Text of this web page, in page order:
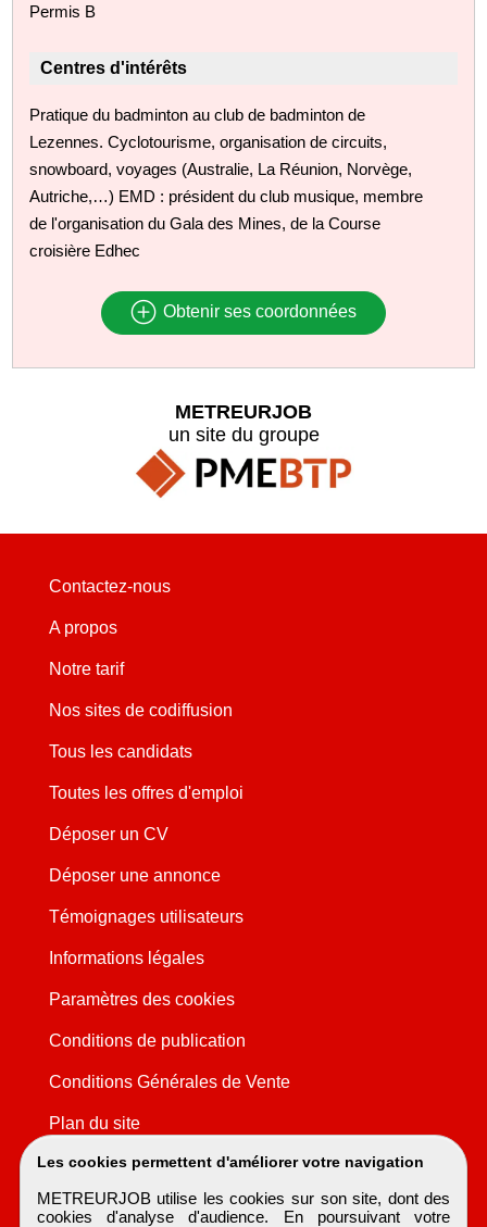
Permis B
Centres d'intérêts
Pratique du badminton au club de badminton de
Lezennes. Cyclotourisme, organisation de circuits,
snowboard, voyages (Australie, La Réunion, Norvège,
Autriche,…) EMD : président du club musique, membre
de l'organisation du Gala des Mines, de la Course
croisière Edhec
Obtenir ses coordonnées
Les cookies permettent d'améliorer votre navigation
METREURJOB utilise les cookies sur son site, dont des
cookies d'analyse d'audience. En poursuivant votre
METREURJOB
un site du groupe
Contactez-nous
A propos
Notre tarif
Nos sites de codiffusion
Tous les candidats
Toutes les offres d'emploi
Déposer un CV
Déposer une annonce
Témoignages utilisateurs
Informations légales
Paramètres des cookies
Conditions de publication
Conditions Générales de Vente
Plan du site